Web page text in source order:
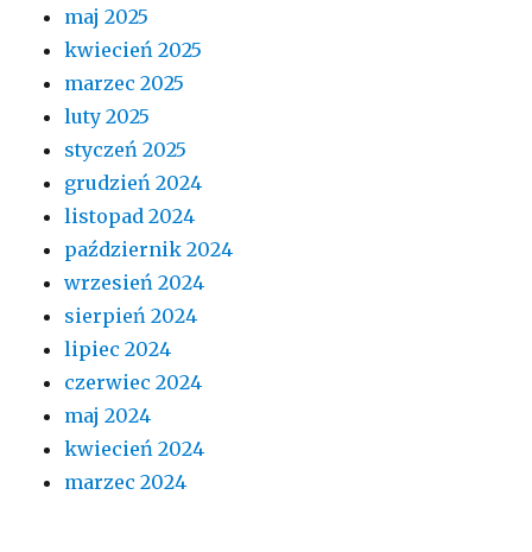
maj 2025
kwiecień 2025
marzec 2025
luty 2025
styczeń 2025
grudzień 2024
listopad 2024
październik 2024
wrzesień 2024
sierpień 2024
lipiec 2024
czerwiec 2024
maj 2024
kwiecień 2024
marzec 2024